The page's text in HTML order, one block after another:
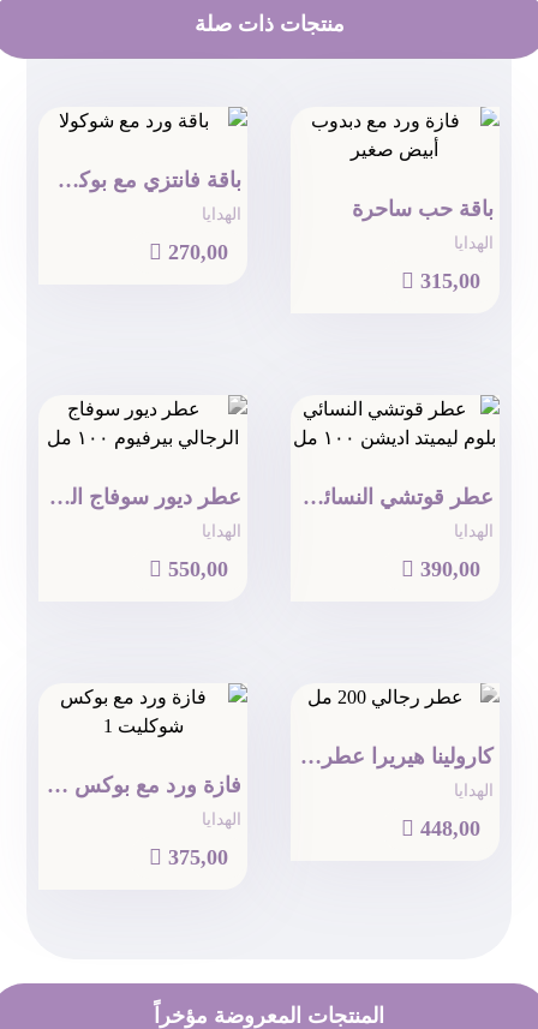
منتجات ذات صلة
باقة حب ساحرة
الهدايا
 315,00
باقة فانتزي مع بوكس شوكولا
الهدايا
 270,00
عطر قوتشي النسائي بلوم ليميتد اديشن ١٠٠ مل
الهدايا
 390,00
عطر ديور سوفاج الرجالي بيرفيوم ١٠٠ مل
الهدايا
 550,00
كارولينا هيريرا عطر رجالي 200 مل
الهدايا
 448,00
فازة ورد مع بوكس شوكولا
الهدايا
 375,00
المنتجات المعروضة مؤخراً